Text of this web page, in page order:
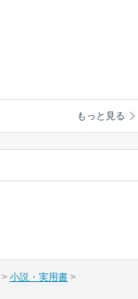
もっと見る
小説・実用書